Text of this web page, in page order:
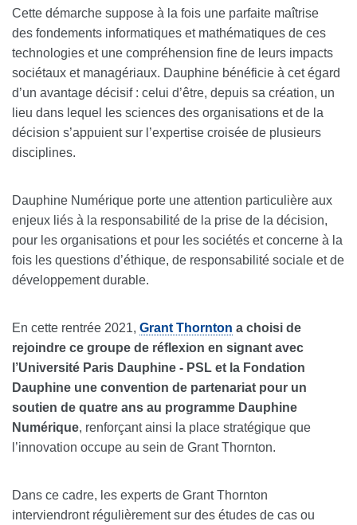
Cette démarche suppose à la fois une parfaite maîtrise
des fondements informatiques et mathématiques de ces
technologies et une compréhension fine de leurs impacts
sociétaux et managériaux. Dauphine bénéficie à cet égard
d’un avantage décisif : celui d’être, depuis sa création, un
lieu dans lequel les sciences des organisations et de la
décision s’appuient sur l’expertise croisée de plusieurs
disciplines.
Dauphine Numérique porte une attention particulière aux
enjeux liés à la responsabilité de la prise de la décision,
pour les organisations et pour les sociétés et concerne à la
fois les questions d’éthique, de responsabilité sociale et de
développement durable.
En cette rentrée 2021, Grant Thornton a choisi de
rejoindre ce groupe de réflexion en signant avec
l’Université Paris Dauphine - PSL et la Fondation
Dauphine une convention de partenariat pour un
soutien de quatre ans au programme Dauphine
Numérique, renforçant ainsi la place stratégique que
l’innovation occupe au sein de Grant Thornton.
Dans ce cadre, les experts de Grant Thornton
interviendront régulièrement sur des études de cas ou